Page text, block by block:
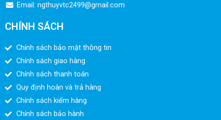
Email: ngthuyvtc2499@gmail.com
CHÍNH SÁCH
Chính sách bảo mật thông tin
Chính sách giao hàng
Chính sách thanh toán
Quy định hoàn và trả hàng
Chính sách kiểm hàng
Chính sách bảo hành